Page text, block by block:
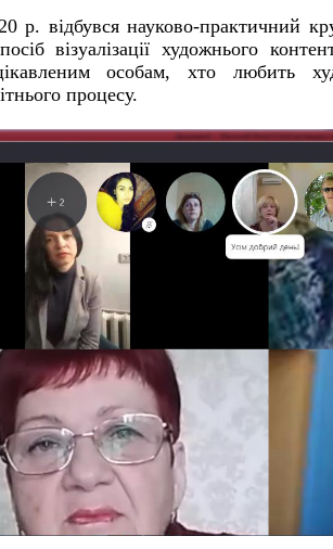
р. відбувся науково-практичний
візуалізації художнього
особам, хто любить
процесу.